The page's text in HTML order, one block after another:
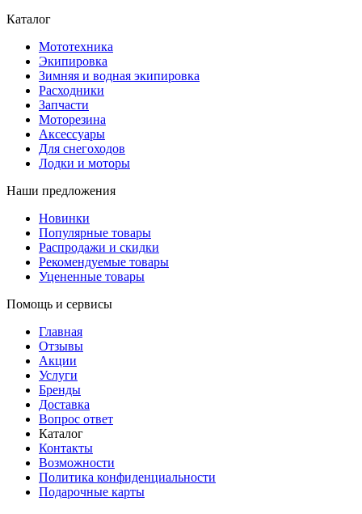
Каталог
Мототехника
Экипировка
Зимняя и водная экипировка
Расходники
Запчасти
Моторезина
Аксессуары
Для снегоходов
Лодки и моторы
Наши предложения
Новинки
Популярные товары
Распродажи и скидки
Рекомендуемые товары
Уцененные товары
Помощь и сервисы
Главная
Отзывы
Акции
Услуги
Бренды
Доставка
Вопрос ответ
Каталог
Контакты
Возможности
Политика конфиденциальности
Подарочные карты